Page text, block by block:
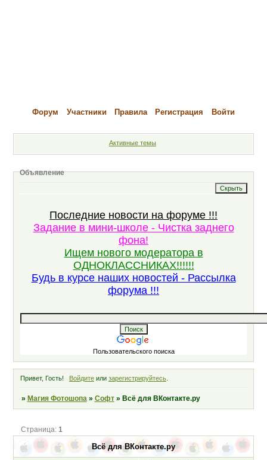
Форум Участники Правила Регистрация Войти
Активные темы
Объявление
Последние новости на форуме !!!
Задание в мини-школе - Чистка заднего
фона!
Ищем нового модератора в
ОДНОКЛАССНИКАХ!!!!!!
Будь в курсе наших новостей - Рассылка
форума !!!
Пользовательского поиска
Привет, Гость! Войдитеили зарегистрируйтесь.
» Магия Фотошопа » Софт » Всё для ВКонтакте.ру
Всё для ВКонтакте.ру
Страница: 1